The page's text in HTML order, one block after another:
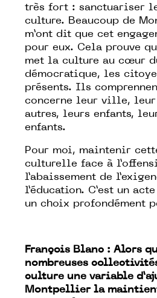
très fort : sanctuariser
culture. Beaucoup de
m’ont dit que cet
pour eux. Cela prouve
met la culture au cœur
démocratique, les
présents. Ils
concerne leur ville, leur
autres, leurs enfants,
enfants.
Pour moi, maintenir
culturelle face à
l’abaissement de
l’éducation. C’est un
un choix profondément
François Blanc : Alors
nombreuses
culture une variable
Montpellier la